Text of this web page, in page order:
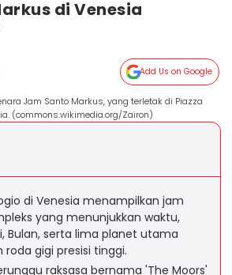
di Venesia
Add Us on Google
Jam Santo Markus, yang terletak di Piazza
(commons.wikimedia.org/Zairon)
di Venesia menampilkan jam
yang menunjukkan waktu,
Bulan, serta lima planet utama
gigi presisi tinggi.
raksasa bernama 'The Moors'